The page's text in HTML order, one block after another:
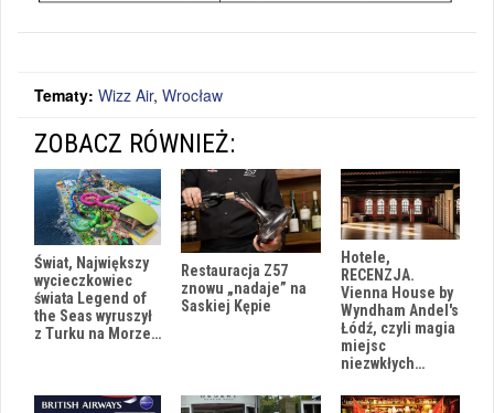
Tematy: Wizz Air, Wrocław
ZOBACZ RÓWNIEŻ:
Świat, Największy
wycieczkowiec
świata Legend of
the Seas wyruszył
z Turku na Morze…
Restauracja Z57
znowu „nadaje” na
Saskiej Kępie
Hotele,
RECENZJA.
Vienna House by
Wyndham Andel's
Łódź, czyli magia
miejsc
niezwkłych…